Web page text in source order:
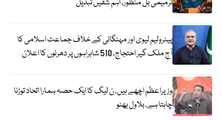
ترمیمی بل منظور، اہم شقیں تبدیل
پیٹرولیم لیوی اور مہنگائی کے خلاف جماعت اسلامی کا
آج ملک گیر احتجاج، 510 شاہراہوں پر دھرنوں کا اعلان
وزیراعظم اچھے ہیں، ن لیگ کا ایک حصہ ہمارا اتحاد توڑنا
چاہتا ہے، بلاول بھٹو